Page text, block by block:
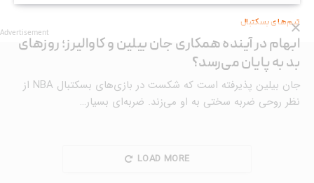
تیم‌های بسکتبال
ابهام در آینده همکاری جان بیلین و کاوالیرز؛ روزهای
بد به پایان می‌رسد؟
جان بیلین پذیرفته است که شکست در بازی‌های بسکتبال NBA از
نظر روحی ضربه سختی به او می‌زند. ضربه‌ای بسیار…
LOAD MORE
Advertisement